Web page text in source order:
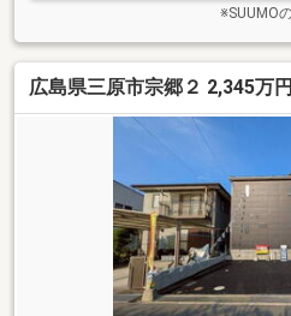
※SUUMO
広島県三原市宗郷２ 2,345万